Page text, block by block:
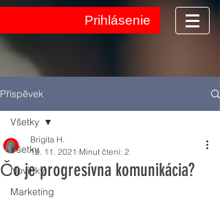
Prihlásenie
Příspěvek
Všetky
Novinky
Marketing
Všetky
Čo je progresívna komunikácia?
Brigita H.
19. 11. 2021 Minut čtení: 2